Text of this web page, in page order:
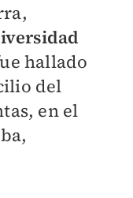
hallado
del
en el